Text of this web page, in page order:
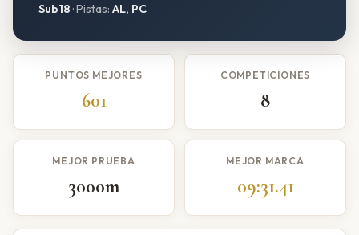
Sub18 · Pistas: AL, PC
PUNTOS MEJORES
601
COMPETICIONES
8
MEJOR PRUEBA
3000m
MEJOR MARCA
09:31.41